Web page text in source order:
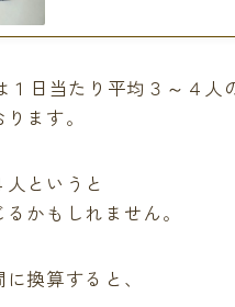
１日当たり平均３～４人
ます。
人というと
かもしれません。
換算すると、